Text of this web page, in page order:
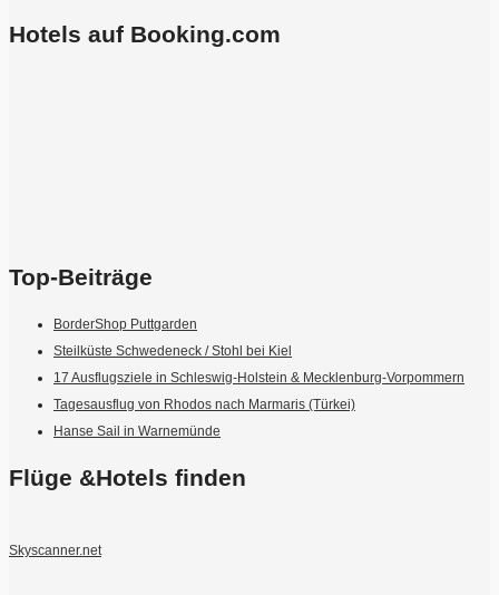
Hotels auf Booking.com
Top-Beiträge
BorderShop Puttgarden
Steilküste Schwedeneck / Stohl bei Kiel
17 Ausflugsziele in Schleswig-Holstein & Mecklenburg-Vorpommern
Tagesausflug von Rhodos nach Marmaris (Türkei)
Hanse Sail in Warnemünde
Flüge &Hotels finden
Skyscanner.net